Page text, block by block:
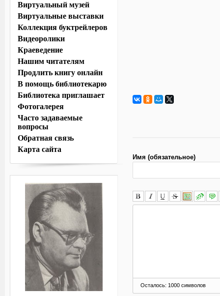
Имя (обязательное)
Осталось: 1000 символов
Виртуальный музей
Виртуальные выставки
Коллекция буктрейлеров
Видеоролики
Краеведение
Нашим читателям
Продлить книгу онлайн
В помощь библиотекарю
Библиотека приглашает
Фотогалерея
Часто задаваемые
вопросы
Обратная связь
Карта сайта